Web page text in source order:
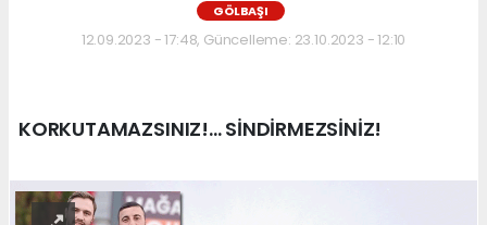
GÖLBAŞI
12.09.2023 - 17:48, Güncelleme: 23.10.2023 - 12:10
KORKUTAMAZSINIZ!... SİNDİRMEZSİNİZ!